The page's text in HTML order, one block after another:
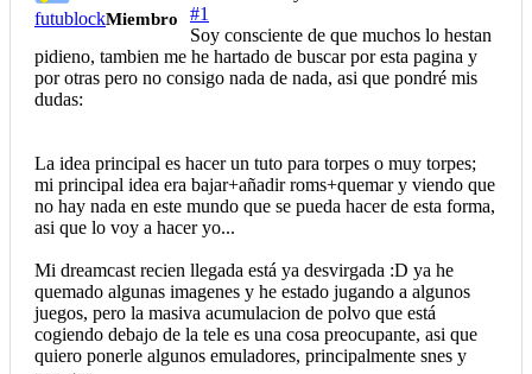
futublockMiembro
#1
Soy consciente de que muchos lo hestan
pidieno, tambien me he hartado de buscar por esta pagina y
por otras pero no consigo nada de nada, asi que pondré mis
dudas:
La idea principal es hacer un tuto para torpes o muy torpes;
mi principal idea era bajar+añadir roms+quemar y viendo que
no hay nada en este mundo que se pueda hacer de esta forma,
asi que lo voy a hacer yo...
Mi dreamcast recien llegada está ya desvirgada :D ya he
quemado algunas imagenes y he estado jugando a algunos
juegos, pero la masiva acumulacion de polvo que está
cogiendo debajo de la tele es una cosa preocupante, asi que
quiero ponerle algunos emuladores, principalmente snes y